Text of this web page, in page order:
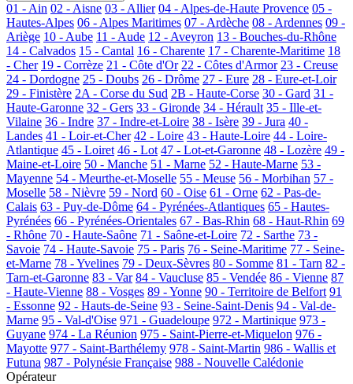
01 - Ain 02 - Aisne 03 - Allier 04 - Alpes-de-Haute Provence 05 -
Hautes-Alpes 06 - Alpes Maritimes 07 - Ardèche 08 - Ardennes 09 -
Ariège 10 - Aube 11 - Aude 12 - Aveyron 13 - Bouches-du-Rhône
14 - Calvados 15 - Cantal 16 - Charente 17 - Charente-Maritime 18
- Cher 19 - Corrèze 21 - Côte d'Or 22 - Côtes d'Armor 23 - Creuse
24 - Dordogne 25 - Doubs 26 - Drôme 27 - Eure 28 - Eure-et-Loir
29 - Finistère 2A - Corse du Sud 2B - Haute-Corse 30 - Gard 31 -
Haute-Garonne 32 - Gers 33 - Gironde 34 - Hérault 35 - Ille-et-
Vilaine 36 - Indre 37 - Indre-et-Loire 38 - Isère 39 - Jura 40 -
Landes 41 - Loir-et-Cher 42 - Loire 43 - Haute-Loire 44 - Loire-
Atlantique 45 - Loiret 46 - Lot 47 - Lot-et-Garonne 48 - Lozère 49 -
Maine-et-Loire 50 - Manche 51 - Marne 52 - Haute-Marne 53 -
Mayenne 54 - Meurthe-et-Moselle 55 - Meuse 56 - Morbihan 57 -
Moselle 58 - Nièvre 59 - Nord 60 - Oise 61 - Orne 62 - Pas-de-
Calais 63 - Puy-de-Dôme 64 - Pyrénées-Atlantiques 65 - Hautes-
Pyrénées 66 - Pyrénées-Orientales 67 - Bas-Rhin 68 - Haut-Rhin 69
- Rhône 70 - Haute-Saône 71 - Saône-et-Loire 72 - Sarthe 73 -
Savoie 74 - Haute-Savoie 75 - Paris 76 - Seine-Maritime 77 - Seine-
et-Marne 78 - Yvelines 79 - Deux-Sèvres 80 - Somme 81 - Tarn 82 -
Tarn-et-Garonne 83 - Var 84 - Vaucluse 85 - Vendée 86 - Vienne 87
- Haute-Vienne 88 - Vosges 89 - Yonne 90 - Territoire de Belfort 91
- Essonne 92 - Hauts-de-Seine 93 - Seine-Saint-Denis 94 - Val-de-
Marne 95 - Val-d'Oise 971 - Guadeloupe 972 - Martinique 973 -
Guyane 974 - La Réunion 975 - Saint-Pierre-et-Miquelon 976 -
Mayotte 977 - Saint-Barthélemy 978 - Saint-Martin 986 - Wallis et
Futuna 987 - Polynésie Française 988 - Nouvelle Calédonie
Opérateur